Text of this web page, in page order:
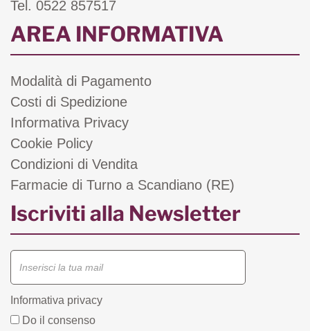
Tel. 0522 857517
AREA INFORMATIVA
Modalità di Pagamento
Costi di Spedizione
Informativa Privacy
Cookie Policy
Condizioni di Vendita
Farmacie di Turno a Scandiano (RE)
Iscriviti alla Newsletter
Informativa privacy
Do il consenso